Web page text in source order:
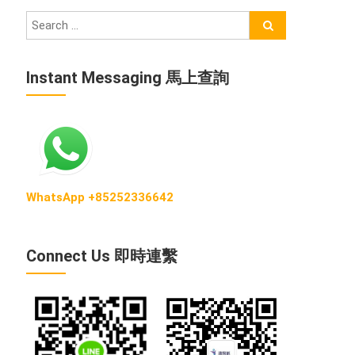
Instant Messaging 馬上查詢
WhatsApp +85252336642
Connect Us 即時連繫